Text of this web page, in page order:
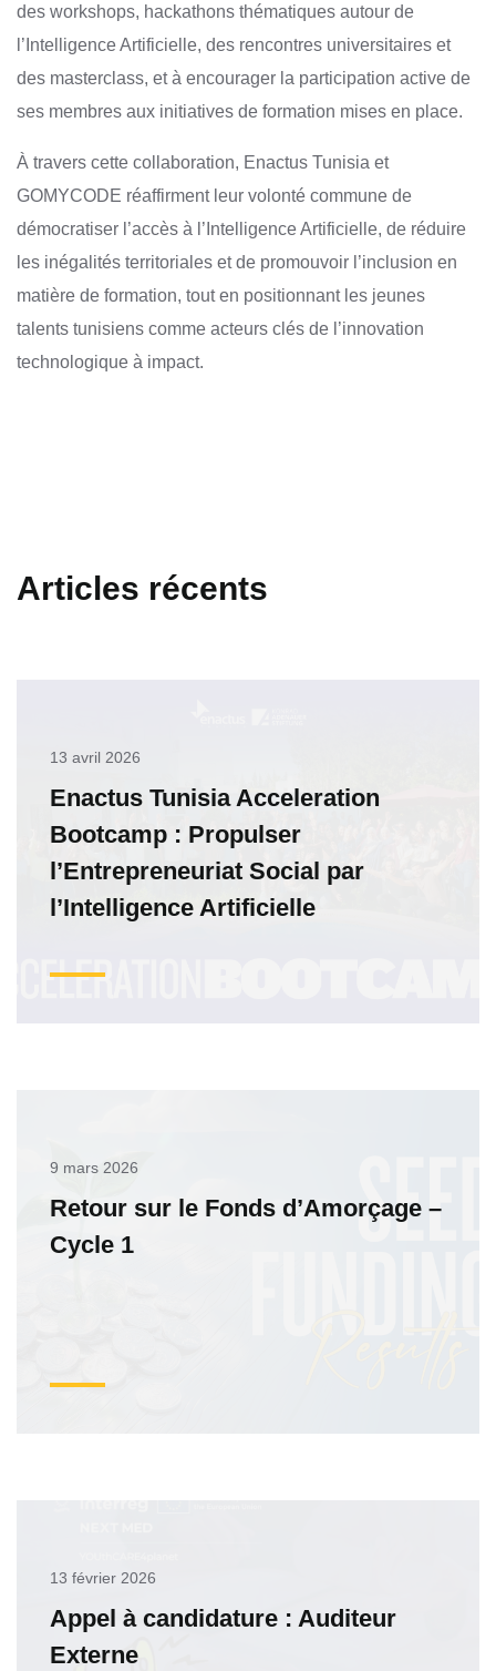
des workshops, hackathons thématiques autour de
l’Intelligence Artificielle, des rencontres universitaires et
des masterclass, et à encourager la participation active de
ses membres aux initiatives de formation mises en place.
À travers cette collaboration, Enactus Tunisia et
GOMYCODE réaffirment leur volonté commune de
démocratiser l’accès à l’Intelligence Artificielle, de réduire
les inégalités territoriales et de promouvoir l’inclusion en
matière de formation, tout en positionnant les jeunes
talents tunisiens comme acteurs clés de l’innovation
technologique à impact.
Articles récents
13 avril 2026
Enactus Tunisia Acceleration
Bootcamp : Propulser
l’Entrepreneuriat Social par
l’Intelligence Artificielle
9 mars 2026
Retour sur le Fonds d’Amorçage –
Cycle 1
13 février 2026
Appel à candidature : Auditeur
Externe